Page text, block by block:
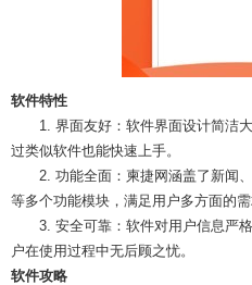
软件特性
1. 界面友好：软件界面设计简洁
过类似软件也能快速上手。
2. 功能全面：柬捷网涵盖了新闻
等多个功能模块，满足用户多方面的需
3. 安全可靠：软件对用户信息严
户在使用过程中无后顾之忧。
软件攻略